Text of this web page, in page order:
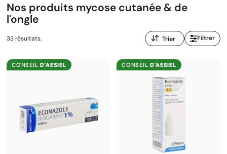
Nos produits mycose cutanée & de
l'ongle
33 résultats.
Trier
par
:
Filtrer
CONSEILD'AESIEL CONSEILD'AESIEL